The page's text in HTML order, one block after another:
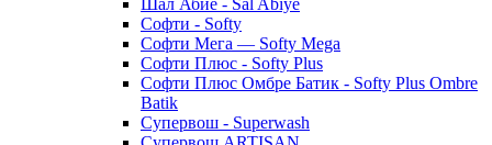
Шал Абие - Sal Abiye
Софти - Softy
Софти Мега — Softy Mega
Софти Плюс - Softy Plus
Софти Плюс Омбре Батик - Softy Plus Ombre
Batik
Супервош - Superwash